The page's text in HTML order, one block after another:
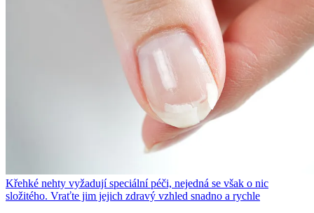
Křehké nehty vyžadují speciální péči, nejedná se však o nic
složitého. Vraťte jim jejich zdravý vzhled snadno a rychle